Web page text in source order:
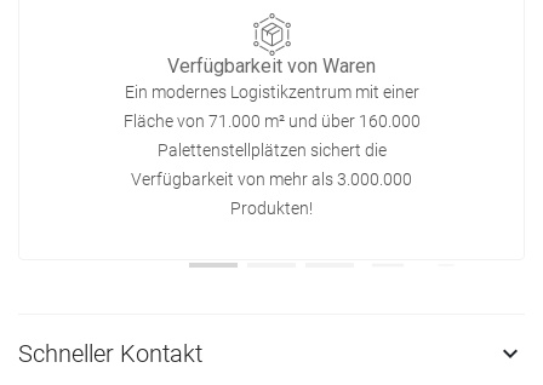
Verfügbarkeit von Waren
Ein modernes Logistikzentrum mit einer
Fläche von 71.000 m² und über 160.000
Palettenstellplätzen sichert die
Verfügbarkeit von mehr als 3.000.000
Produkten!
Schneller Kontakt 